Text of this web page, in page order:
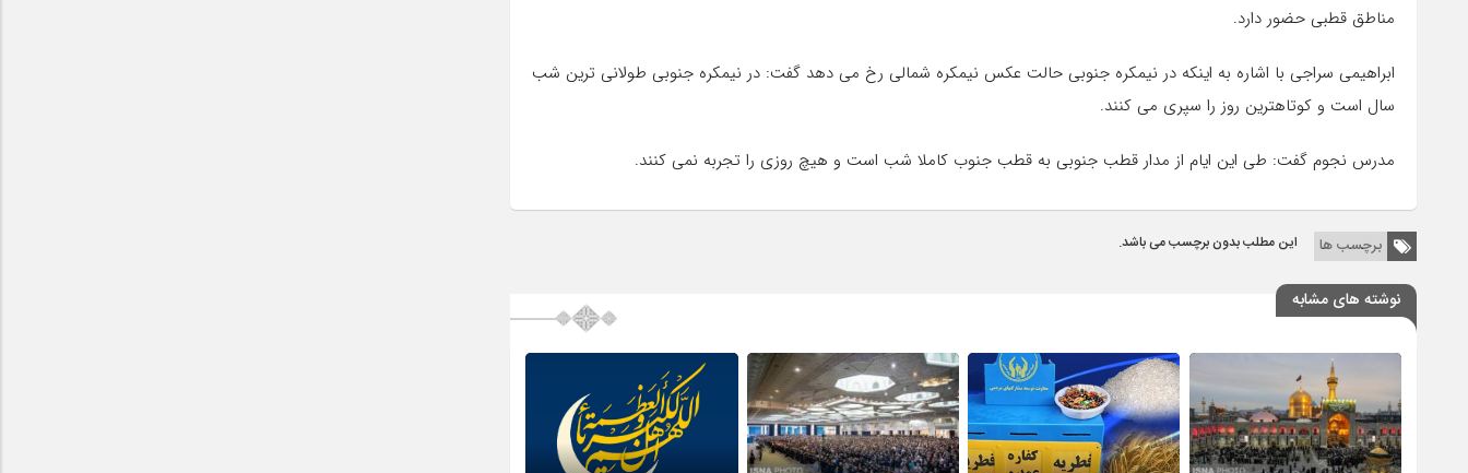
مناطق قطبی حضور دارد.
ابراهیمی سراجی با اشاره به اینکه در نیمکره جنوبی حالت عکس نیمکره شمالی رخ می دهد گفت: در نیمکره جنوبی طولانی ترین شب
سال است و کوتاهترین روز را سپری می کنند.
مدرس نجوم گفت: طی این ایام از مدار قطب جنوبی به قطب جنوب کاملا شب است و هیچ روزی را تجربه نمی کنند.
برچسب ها این مطلب بدون برچسب می باشد.
نوشته های مشابه